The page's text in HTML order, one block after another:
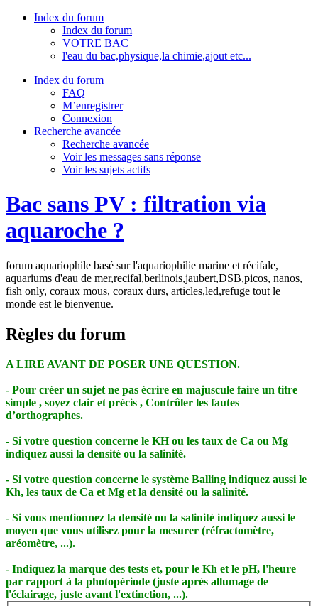
Index du forum
Index du forum
VOTRE BAC
l'eau du bac,physique,la chimie,ajout etc...
Index du forum
FAQ
M’enregistrer
Connexion
Recherche avancée
Recherche avancée
Voir les messages sans réponse
Voir les sujets actifs
Bac sans PV : filtration via
aquaroche ?
forum aquariophile basé sur l'aquariophilie marine et récifale,
aquariums d'eau de mer,recifal,berlinois,jaubert,DSB,picos, nanos,
fish only, coraux mous, coraux durs, articles,led,refuge tout le
monde est le bienvenue.
Règles du forum
A LIRE AVANT DE POSER UNE QUESTION.
- Pour créer un sujet ne pas écrire en majuscule faire un titre
simple , soyez clair et précis , Contrôler les fautes
d’orthographes.
- Si votre question concerne le KH ou les taux de Ca ou Mg
indiquez aussi la densité ou la salinité.
- Si votre question concerne le système Balling indiquez aussi le
Kh, les taux de Ca et Mg et la densité ou la salinité.
- Si vous mentionnez la densité ou la salinité indiquez aussi le
moyen que vous utilisez pour la mesurer (réfractomètre,
aréomètre, ...).
- Indiquez la marque des tests et, pour le Kh et le pH, l'heure
par rapport à la photopériode (juste après allumage de
l'éclairage, juste avant l'extinction, ...).